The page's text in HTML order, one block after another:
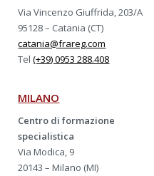
Via Vincenzo Giuffrida, 203/A
95128 – Catania (CT)
catania@frareg.com
Tel(+39) 0953 288.408
MILANO
Centro di formazione
specialistica
Via Modica, 9
20143 – Milano (MI)